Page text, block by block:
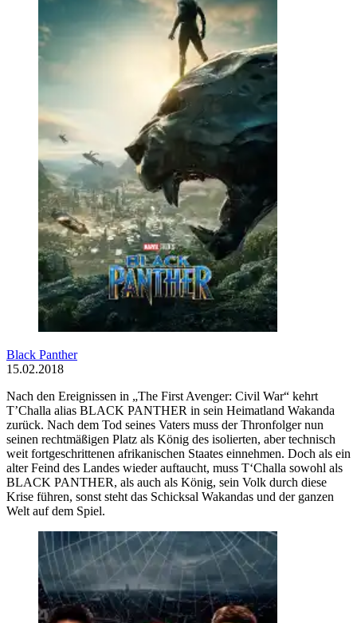
Black Panther
15.02.2018
Nach den Ereignissen in „The First Avenger: Civil War“ kehrt
T’Challa alias BLACK PANTHER in sein Heimatland Wakanda
zurück. Nach dem Tod seines Vaters muss der Thronfolger nun
seinen rechtmäßigen Platz als König des isolierten, aber technisch
weit fortgeschrittenen afrikanischen Staates einnehmen. Doch als ein
alter Feind des Landes wieder auftaucht, muss T‘Challa sowohl als
BLACK PANTHER, als auch als König, sein Volk durch diese
Krise führen, sonst steht das Schicksal Wakandas und der ganzen
Welt auf dem Spiel.